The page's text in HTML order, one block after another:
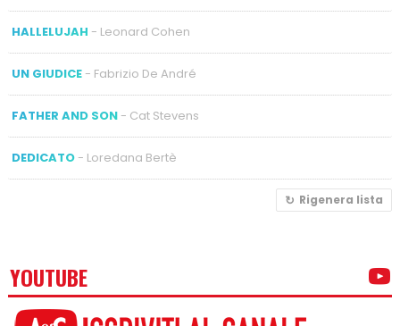
HALLELUJAH - Leonard Cohen
UN GIUDICE- Fabrizio De André
FATHER AND SON- Cat Stevens
DEDICATO- Loredana Bertè
Rigenera lista
YOUTUBE